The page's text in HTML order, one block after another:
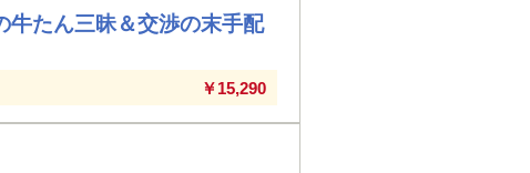
牛たん三昧＆交渉の末手配
￥15,290